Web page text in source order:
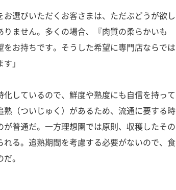
お選びいただくお客さまは、ただぶどうが欲し
ません。多くの場合、『肉質の柔らかいも
お持ちです。そうした希望に専門店ならでは
」
しているので、鮮度や熟度にも自信を持って
（ついじゅく）があるため、流通に要する時
普通だ。一方理想園では原則、収穫したその
る。追熟期間を考慮する必要がないので、食
。